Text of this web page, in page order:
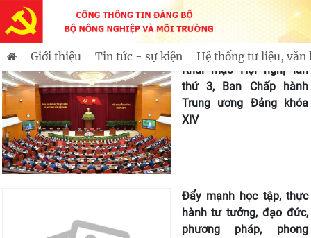
Giới thiệu Tin tức - sự kiện Hệ thống tư liệu, văn
Tin mới
tìm đường cứu nước Tuổi trẻ Bộ Nông nghiệp và Môi
Trang chủ
Công tác xây dựng Đảng
Khai mạc Hội nghị lần
thứ 3, Ban Chấp hành
Trung ương Đảng khóa
XIV
Đẩy mạnh học tập, thực
hành tư tưởng, đạo đức,
phương pháp, phong